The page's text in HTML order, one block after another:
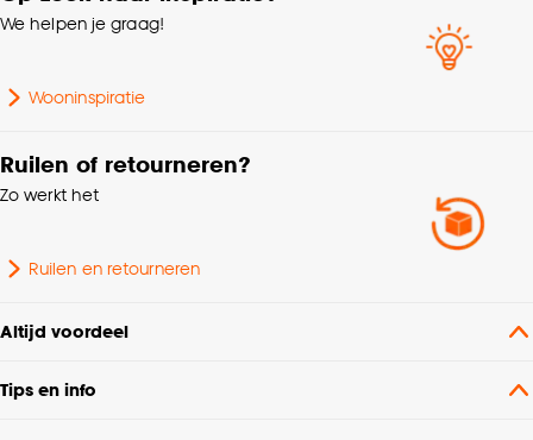
We helpen je graag!
Wooninspiratie
Ruilen of retourneren?
Zo werkt het
Ruilen en retourneren
Altijd voordeel
Tips en info